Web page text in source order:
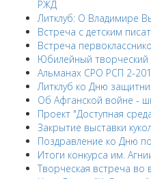
РЖД
Литклуб: О Владимире
Встреча с детским
Встреча
Юбилейный творческий
Альманах СРО РСП 2-
Литклуб ко Дню
Об Афганской войне -
Проект "Доступная
Закрытие выставки
Поздравление ко Дню
Итоги конкурса им.
Творческая встреча во